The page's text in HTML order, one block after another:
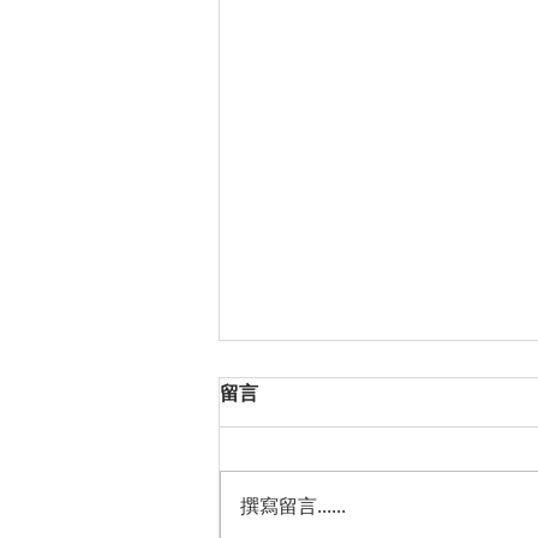
國慶綠色藝術市集
留言
撰寫留言......